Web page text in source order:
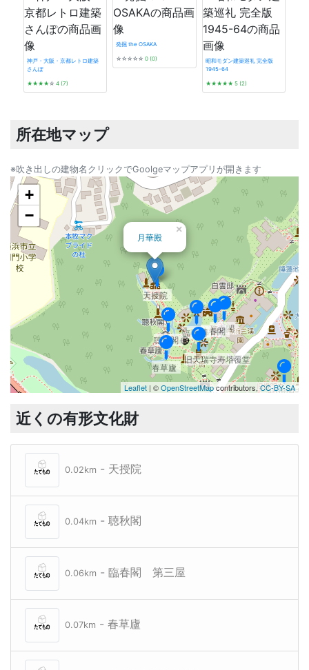
神戸・大阪・京都レトロ建築
さんぽ
★★★★☆ 4 (7)
発掘 the OSAKA
☆☆☆☆☆ 0 (0)
昭和モダン建築巡礼 完全版
1945-64
★★★★★5 (2)
所在地マップ
※吹き出しの建物名クリックでGoolgeマップアプリが開きます
天授院
聴秋閣
臨春閣
春草廬
旧天瑞寺寿塔覆堂
臨春閣
臨春閣
旧燈明寺
月華殿
×
+
−
Leaflet | ©OpenStreetMapcontributors,CC-BY-SA
近くの有形文化財
0.02km - 天授院
0.04km - 聴秋閣
0.06km - 臨春閣 第三屋
0.07km - 春草廬